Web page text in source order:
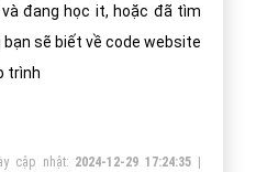
đang học it, hoặc đã tìm
website
trình
cập nhật: 2024-12-29 17:24:35